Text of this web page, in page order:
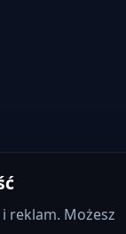
reklam. Możesz